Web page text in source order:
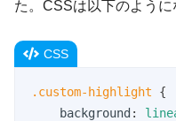
た。CSSは以下のように
CSS
.custom-highlight {
background :